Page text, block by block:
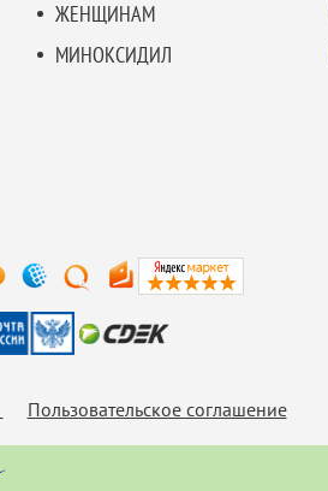
ЖЕНЩИНАМ
МИНОКСИДИЛ
Пользовательское соглашение